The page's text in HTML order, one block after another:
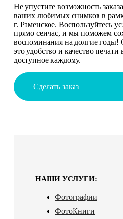
Не упустите возможность
ваших любимых снимков в
г. Раменское. Воспользуйтесь
прямо сейчас, и мы поможем
воспоминания на долгие
это удобство и качество
доступное каждому.
Сделать заказ
НАШИ УСЛУГИ:
Фотографии
ФотоКниги